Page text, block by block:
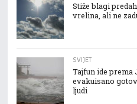
Stiže blagi
vrelina, ali ne
SVIJET
Tajfun ide prema
evakuisano
ljudi